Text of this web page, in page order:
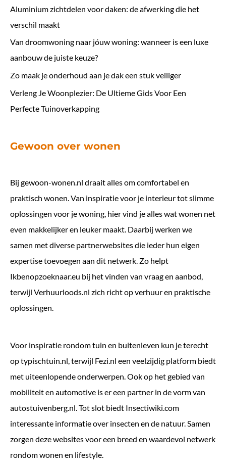
Aluminium zichtdelen voor daken: de afwerking die het
verschil maakt
Van droomwoning naar jóuw woning: wanneer is een luxe
aanbouw de juiste keuze?
Zo maak je onderhoud aan je dak een stuk veiliger
Verleng Je Woonplezier: De Ultieme Gids Voor Een
Perfecte Tuinoverkapping
Gewoon over wonen
Bij gewoon-wonen.nl draait alles om comfortabel en
praktisch wonen. Van inspiratie voor je interieur tot slimme
oplossingen voor je woning, hier vind je alles wat wonen net
even makkelijker en leuker maakt. Daarbij werken we
samen met diverse partnerwebsites die ieder hun eigen
expertise toevoegen aan dit netwerk. Zo helpt
Ikbenopzoeknaar.eu bij het vinden van vraag en aanbod,
terwijl Verhuurloods.nl zich richt op verhuur en praktische
oplossingen.
Voor inspiratie rondom tuin en buitenleven kun je terecht
optypischtuin.nl, terwijl Fezi.nl een veelzijdig platform biedt
met uiteenlopende onderwerpen. Ook op het gebied van
mobiliteit en automotive is er een partner in de vorm van
autostuivenberg.nl. Tot slot biedt Insectiwiki.com
interessante informatie over insecten en de natuur. Samen
zorgen deze websites voor een breed en waardevol netwerk
rondom wonen en lifestyle.